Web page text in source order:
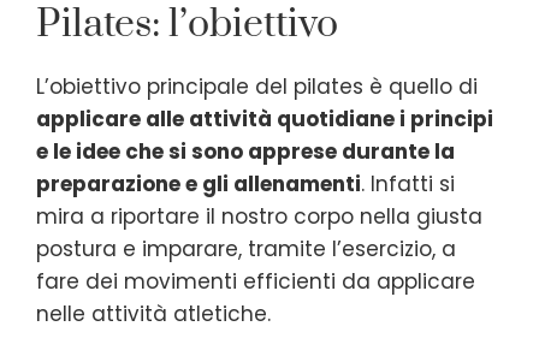
Pilates: l’obiettivo
L’obiettivo principale del pilates è quello di
applicare alle attività quotidiane i principi
e le idee che si sono apprese durante la
preparazione e gli allenamenti. Infatti si
mira a riportare il nostro corpo nella giusta
postura e imparare, tramite l’esercizio, a
fare dei movimenti efficienti da applicare
nelle attività atletiche.